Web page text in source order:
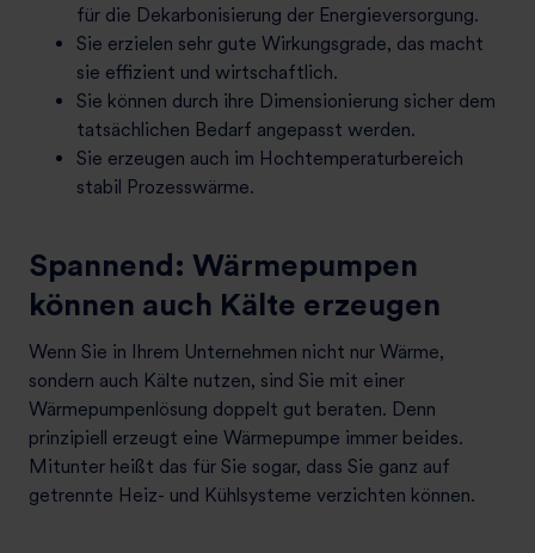
für die Dekarbonisierung der Energieversorgung.
Sie erzielen sehr gute Wirkungsgrade, das macht
sie effizient und wirtschaftlich.
Sie können durch ihre Dimensionierung sicher dem
tatsächlichen Bedarf angepasst werden.
Sie erzeugen auch im Hochtemperaturbereich
stabil Prozesswärme.
Spannend: Wärmepumpen
können auch Kälte erzeugen
Wenn Sie in Ihrem Unternehmen nicht nur Wärme,
sondern auch Kälte nutzen, sind Sie mit einer
Wärmepumpenlösung doppelt gut beraten. Denn
prinzipiell erzeugt eine Wärmepumpe immer beides.
Mitunter heißt das für Sie sogar, dass Sie ganz auf
getrennte Heiz- und Kühlsysteme verzichten können.